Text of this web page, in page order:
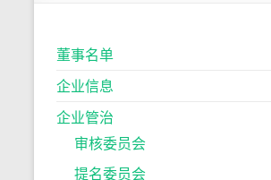
限
公
司
董事名单
企业信息
企业管治
审核委员会
提名委员会